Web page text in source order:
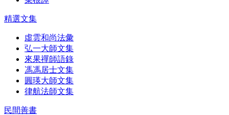
精選文集
虛雲和尚法彙
弘一大師文集
來果禪師語錄
馮馮居士文集
圓瑛大師文集
律航法師文集
民間善書